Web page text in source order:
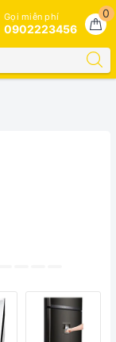
0
Gọi miễn phí
0902223456